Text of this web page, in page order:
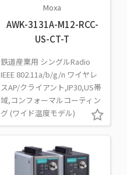
Moxa
AWK-3131A-M12-RCC-
US-CT-T
鉄道産業用 シングルRadio
IEEE 802.11a/b/g/n ワイヤレ
スAP/クライアント,IP30,US帯
域,コンフォーマルコーティン
グ (ワイド温度モデル)